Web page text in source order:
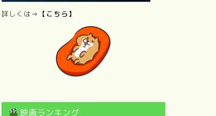
詳しくは→ 【こちら】
映画ランキング